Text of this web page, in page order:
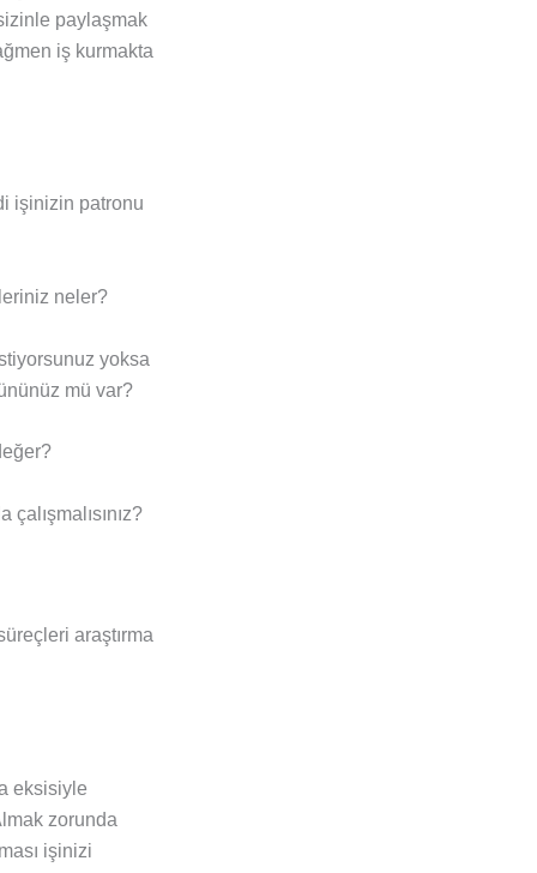
paylaşmak
iş kurmakta
işinizin patronu
neler?
yoksa
mü var?
araştırma
eksisiyle
zorunda
işinizi